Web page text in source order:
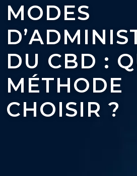
MODES
DU CBD :
MÉTHODE
CHOISIR ?